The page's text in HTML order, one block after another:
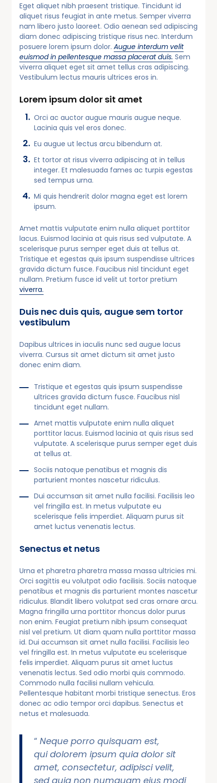
Eget aliquet nibh praesent tristique. Tincidunt id
aliquet risus feugiat in ante metus. Semper viverra
nam libero justo laoreet. Odio aenean sed adipiscing
diam donec adipiscing tristique risus nec. Interdum
posuere lorem ipsum dolor. Augue interdum velit
euismod in pellentesque massa placerat duis. Sem
viverra aliquet eget sit amet tellus cras adipiscing.
Vestibulum lectus mauris ultrices eros in.
Lorem ipsum dolor sit amet
Orci ac auctor augue mauris augue neque.
Lacinia quis vel eros donec.
Eu augue ut lectus arcu bibendum at.
Et tortor at risus viverra adipiscing at in tellus
integer. Et malesuada fames ac turpis egestas
sed tempus urna.
Mi quis hendrerit dolor magna eget est lorem
ipsum.
Amet mattis vulputate enim nulla aliquet porttitor
lacus. Euismod lacinia at quis risus sed vulputate. A
scelerisque purus semper eget duis at tellus at.
Tristique et egestas quis ipsum suspendisse ultrices
gravida dictum fusce. Faucibus nisl tincidunt eget
nullam. Pretium fusce id velit ut tortor pretium
viverra.
Duis nec duis quis, augue sem tortor
vestibulum
Dapibus ultrices in iaculis nunc sed augue lacus
viverra. Cursus sit amet dictum sit amet justo
donec enim diam.
Tristique et egestas quis ipsum suspendisse
ultrices gravida dictum fusce. Faucibus nisl
tincidunt eget nullam.
Amet mattis vulputate enim nulla aliquet
porttitor lacus. Euismod lacinia at quis risus sed
vulputate. A scelerisque purus semper eget duis
at tellus at.
Sociis natoque penatibus et magnis dis
parturient montes nascetur ridiculus.
Dui accumsan sit amet nulla facilisi. Facilisis leo
vel fringilla est. In metus vulputate eu
scelerisque felis imperdiet. Aliquam purus sit
amet luctus venenatis lectus.
Senectus et netus
Urna et pharetra pharetra massa massa ultricies mi.
Orci sagittis eu volutpat odio facilisis. Sociis natoque
penatibus et magnis dis parturient montes nascetur
ridiculus. Blandit libero volutpat sed cras ornare arcu.
Magna fringilla urna porttitor rhoncus dolor purus
non enim. Feugiat pretium nibh ipsum consequat
nisl vel pretium. Ut diam quam nulla porttitor massa
id. Dui accumsan sit amet nulla facilisi. Facilisis leo
vel fringilla est. In metus vulputate eu scelerisque
felis imperdiet. Aliquam purus sit amet luctus
venenatis lectus. Sed odio morbi quis commodo.
Commodo nulla facilisi nullam vehicula.
Pellentesque habitant morbi tristique senectus. Eros
donec ac odio tempor orci dapibus. Senectus et
netus et malesuada.
“ Neque porro quisquam est,
qui dolorem ipsum quia dolor sit
amet, consectetur, adipisci velit,
sed quia non numquam eius modi